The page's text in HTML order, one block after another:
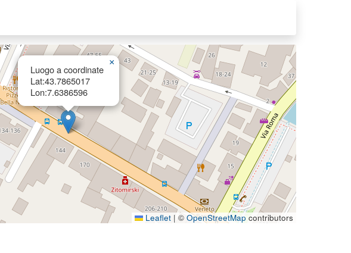
Luogo a coordinate
Lat:43.7865017
Lon:7.6386596
×
Leaflet | © OpenStreetMap contributors